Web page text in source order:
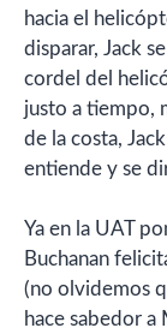
hacia el
disparar, Jack
cordel del
justo a tiempo,
de la costa,
entiende y se
Ya en la UAT
Buchanan
(no olvidemos
hace sabedor a